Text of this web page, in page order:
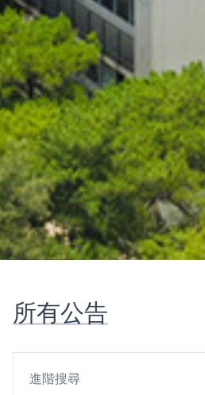
所有公告
進階搜尋